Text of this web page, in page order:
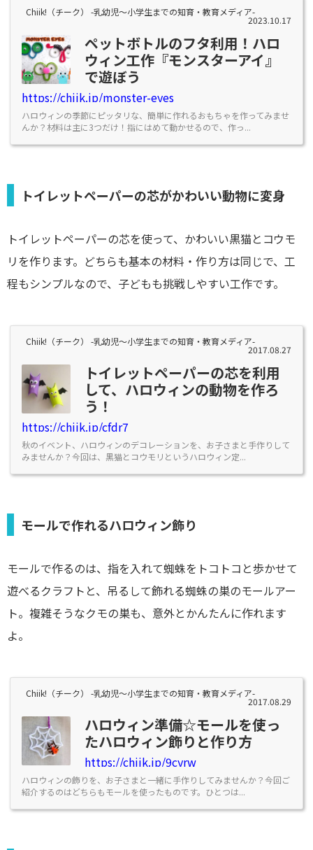
Chiik!（チーク） -乳幼児〜小学生までの知育・教育メディア-
2023.10.17
ペットボトルのフタ利用！ハロ
ウィン工作『モンスターアイ』
で遊ぼう
https://chiik.jp/monster-eyes
ハロウィンの季節にピッタリな、簡単に作れるおもちゃを作ってみませ
んか？材料は主に3つだけ！指にはめて動かせるので、作っ...
トイレットペーパーの芯がかわいい動物に変身
トイレットペーパーの芯を使って、かわいい黒猫とコウモ
リを作ります。どちらも基本の材料・作り方は同じで、工
程もシンプルなので、子どもも挑戦しやすい工作です。
Chiik!（チーク） -乳幼児〜小学生までの知育・教育メディア-
2017.08.27
トイレットペーパーの芯を利用
して、ハロウィンの動物を作ろ
う！
https://chiik.jp/cfdr7
秋のイベント、ハロウィンのデコレーションを、お子さまと手作りして
みませんか？今回は、黒猫とコウモリというハロウィン定...
モールで作れるハロウィン飾り
モールで作るのは、指を入れて蜘蛛をトコトコと歩かせて
遊べるクラフトと、吊るして飾れる蜘蛛の巣のモールアー
ト。複雑そうなクモの巣も、意外とかんたんに作れます
よ。
Chiik!（チーク） -乳幼児〜小学生までの知育・教育メディア-
2017.08.29
ハロウィン準備☆モールを使っ
たハロウィン飾りと作り方
https://chiik.jp/9cyrw
ハロウィンの飾りを、お子さまと一緒に手作りしてみませんか？今回ご
紹介するのはどちらもモールを使ったものです。ひとつは...